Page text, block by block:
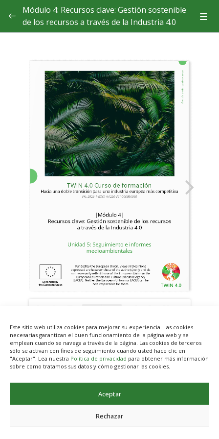
Este sitio web utiliza cookies para mejorar su experiencia. Las cookies
necesarias garantizan el buen funcionamiento de la página web y se
emplean cuando se navega a través de la página. Las cookies de terceros
sólo se activan con fines de seguimiento cuando usted hace clic en
"Aceptar". Lea nuestra Política de privacidad para obtener más información
sobre como tratamos sus datos y cómo gestionar las cookies.
Aceptar
Rechazar
Unidad 4.1. Optimización de recursos y reducción de
Unidad 4.2. Economía circular y cadenas de suministro de
circuito cerrado
Unidad 4.3. Gestión de la energía y fuentes de energía
renovables
Unidad 4.4. Gestión predictiva de recursos
Unidad 4.5. Seguimiento e informes medioambientales
Casos de estudio
Demuestra lo que has aprendido
Módulo 4: Recursos clave: Gestión sostenible
de los recursos a través de la Industria 4.0
Anterior Siguiente